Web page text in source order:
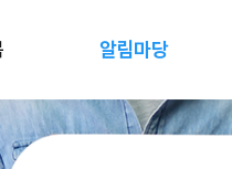
알림마당